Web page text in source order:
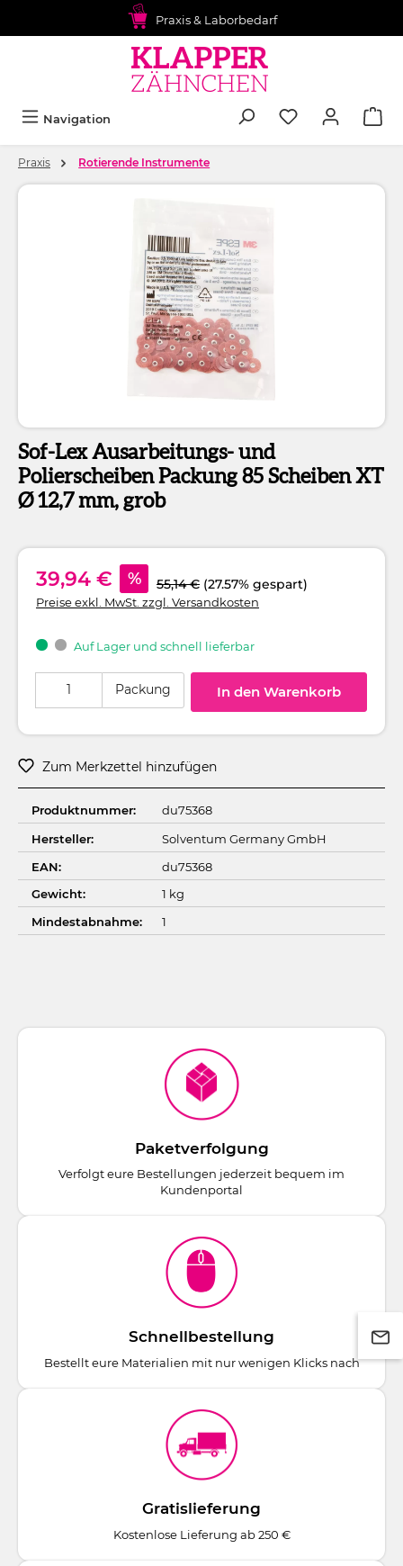
Praxis & Laborbedarf
Navigation
Praxis Rotierende Instrumente
Sof-Lex Ausarbeitungs- und
Polierscheiben Packung 85 Scheiben XT
Ø 12,7 mm, grob
39,94 € % 55,14 € (27.57% gespart)
Preise exkl. MwSt. zzgl. Versandkosten
Auf Lager und schnell lieferbar
Packung In den Warenkorb
Zum Merkzettel hinzufügen
Produktnummer:
du75368
Hersteller:
Solventum Germany GmbH
EAN:
du75368
Gewicht:
1 kg
Mindestabnahme:
1
Paketverfolgung
Verfolgt eure Bestellungen jederzeit bequem im
Kundenportal
Schnellbestellung
Bestellt eure Materialien mit nur wenigen Klicks nach
Gratislieferung
Kostenlose Lieferung ab 250 €